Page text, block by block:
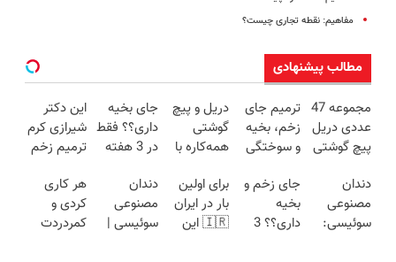
مفاهیم: نقطه تجاری چیست؟
مطالب پیشنهادی
مجموعه 47
عددی دریل
پیچ گوشتی
(تخفیف به
مدت
محدود)
ترمیم جای
زخم، بخیه
و سوختگی
هفته!!😍
دریل و پیچ
گوشتی
همه‌کاره با
هوشمند ⚙️
(نصف
قیمت بازار
جای بخیه
داری؟؟ فقط
در 3 هفته
کن!😍
این دکتر
شیرازی کرم
ترمیم زخم
ساخت!!!
دندان
مصنوعی
سوئیسی:
جای زخم و
بخیه
داری؟؟ 3
برای اولین
بار در ایران
🇮🇷 این
دندان
مصنوعی
سوئیسی |
هر کاری
کردی و
کمردردت